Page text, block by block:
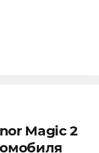
Magic 2